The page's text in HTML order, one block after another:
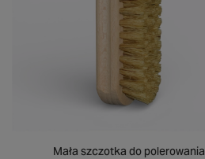
Mała szczotka do polerowania